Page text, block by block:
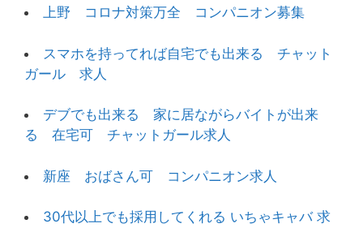
上野 コロナ対策万全 コンパニオン募集
スマホを持ってれば自宅でも出来る チャット
ガール 求人
デブでも出来る 家に居ながらバイトが出来
る 在宅可 チャットガール求人
新座 おばさん可 コンパニオン求人
30代以上でも採用してくれる いちゃキャバ 求